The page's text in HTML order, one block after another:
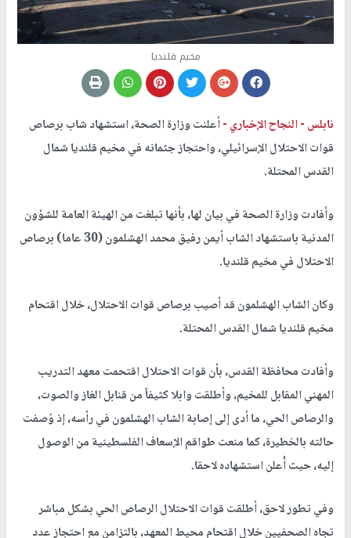
مخيم قلنديا
نابلس -النجاح الإخباري -أعلنت وزارة الصحة، استشهاد شاب برصاص
قوات الاحتلال الإسرائيلي، واحتجاز جثمانه في مخيم قلنديا شمال
القدس المحتلة.
وأفادت وزارة الصحة في بيان لها، بأنها تبلغت من الهيئة العامة للشؤون
المدنية باستشهاد الشاب أيمن رفيق محمد الهشلمون (30 عاما) برصاص
الاحتلال في مخيم قلنديا.
وكان الشاب الهشلمون قد أصيب برصاص قوات الاحتلال، خلال اقتحام
مخيم قلنديا شمال القدس المحتلة.
وأفادت محافظة القدس، بأن قوات الاحتلال اقتحمت معهد التدريب
المهني المقابل للمخيم، وأطلقت وابلا كثيفاً من قنابل الغاز والصوت،
والرصاص الحي، ما أدى إلى إصابة الشاب الهشلمون في رأسه، إذ وُصفت
حالته بالخطيرة، كما منعت طواقم الإسعاف الفلسطينية من الوصول
إليه، حيث أُعلن استشهاده لاحقا.
وفي تطور لاحق، أطلقت قوات الاحتلال الرصاص الحي بشكل مباشر
تجاه الصحفيين خلال اقتحام محيط المعهد، بالتزامن مع احتجاز عدد